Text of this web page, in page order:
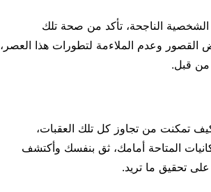
الشخصية الناجحة، تأكد من صحة تلك
القصور وعدم الملاءمة لتطورات هذا العصر،
من قبل.
تمكنت من تجاوز كل تلك العقبات،
المتاحة أمامك، ثق بنفسك وأكتشف
تحقيق ما تريد.